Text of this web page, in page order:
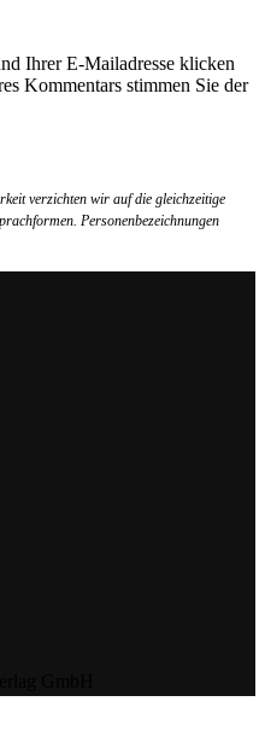
Ihrer E-Mailadresse klicken
Kommentars stimmen Sie der
verzichten wir auf die gleichzeitige
Personenbezeichnungen